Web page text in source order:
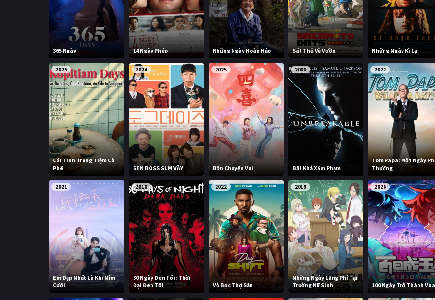
365 Ngày 14 Ngày Phép Những Ngày Hoàn Hảo Sát Thủ Về Vườn Những Ngày Kì Lạ
2025
Cái Tình Trong Tiệm Cà
Phê
2024
SEN BOSS SUM VẦY
2025
Bốn Chuyện Vui
2000
Bất Khả Xâm Phạm
2022
Tom Papa: Một Ngày Phi
Thường
2021
Em Đẹp Nhất Là Khi Mỉm
Cười
2010
30 Ngày Đen Tối: Thời
Đại Đen Tối
2022
Vỏ Bọc Thợ Săn
2019
Những Ngày Lãng Phí Tại
Trường Nữ Sinh
2026
100 Ngày Trở Thành Vua